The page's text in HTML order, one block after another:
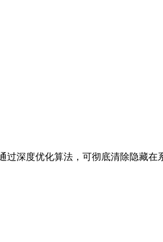
深度优化算法，可彻底清除隐藏